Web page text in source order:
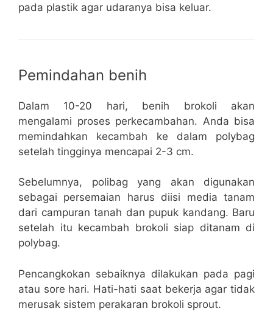
pada plastik agar udaranya bisa keluar.
Pemindahan benih
Dalam 10-20 hari, benih brokoli akan
mengalami proses perkecambahan. Anda bisa
memindahkan kecambah ke dalam polybag
setelah tingginya mencapai 2-3 cm.
Sebelumnya, polibag yang akan digunakan
sebagai persemaian harus diisi media tanam
dari campuran tanah dan pupuk kandang. Baru
setelah itu kecambah brokoli siap ditanam di
polybag.
Pencangkokan sebaiknya dilakukan pada pagi
atau sore hari. Hati-hati saat bekerja agar tidak
merusak sistem perakaran brokoli sprout.